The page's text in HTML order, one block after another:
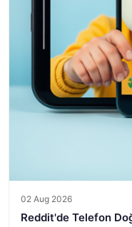
02 Aug 2026
Reddit'de Telefon